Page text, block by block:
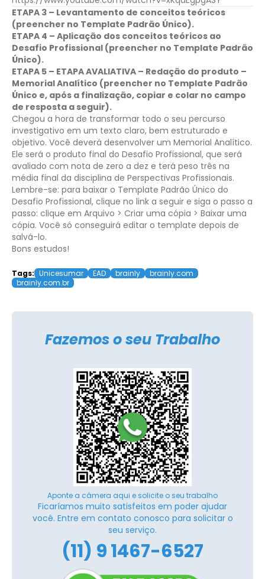
ETAPA 3 – Levantamento de conceitos teóricos
(preencher no Template Padrão Único).
ETAPA 4 – Aplicação dos conceitos teóricos ao
Desafio Profissional (preencher no Template Padrão
Único).
ETAPA 5 – ETAPA AVALIATIVA – Redação do produto –
Memorial Analítico (preencher no Template Padrão
Único e, após a finalização, copiar e colar no campo
de resposta a seguir).
Chegou a hora de transformar todo o seu percurso
investigativo em um texto claro, bem estruturado e
objetivo. Você deverá desenvolver um Memorial Analítico.
Ele será o produto final do Desafio Profissional, que será
avaliado com nota de zero a dez e terá peso três na
média final da disciplina de Perspectivas Profissionais.
Lembre-se: para baixar o Template Padrão Único do
Desafio Profissional, clique no link a seguir e siga o passo a
passo: clique em Arquivo > Criar uma cópia > Baixar uma
cópia. Você só conseguirá editar o template depois de
salvá-lo.
Bons estudos!
Tags: Unicesumar EAD brainly
brainly.com
brainly.com.br
Fazemos o seu Trabalho
Aponte a câmera aqui e solicite o seu trabalho
Ficaríamos muito satisfeitos em poder ajudar
você. Entre em contato conosco para solicitar o
seu serviço.
(11) 9 1467-6527